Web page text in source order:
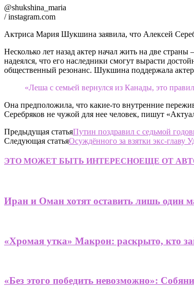
@shukshina_maria
/ instagram.com
Актриса Мария Шукшина заявила, что Алексей
Несколько лет назад актер начал жить на две
надеялся, что его наследники смогут вырасти
общественный резонанс. Шукшина поддержала
«Леша с семьей вернулся из Канады, это
Она предположила, что какие-то внутренние
Серебряков не чужой для нее человек, пишут
Предыдущая статьяПутин поздравил с седьмой
Следующая статьяОсуждённого за взятки экс-главу
ЭТО МОЖЕТ БЫТЬ ИНТЕРЕСНОЕЩЕ ОТ
Иран и Оман хотят оставить лишь один
«Хромая утка» Макрон: раскрыто, кто
«Без этого победить невозможно»: